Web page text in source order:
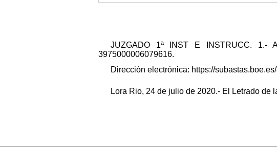
JUZGADO 1ª INST E INSTRUCC. 1.-
3975000006079616.
Dirección electrónica: https://
Lora Rio, 24 de julio de 2020.- El Letrado de